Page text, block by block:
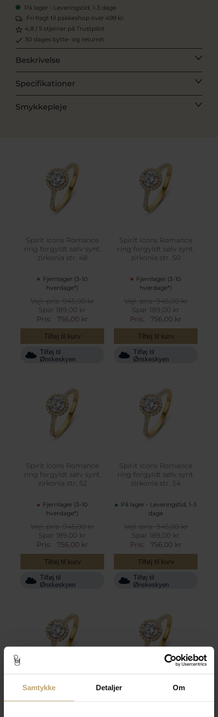
Samtykke Detaljer Om
På lager - Leveringstid, 1-3 dage
Fri fragt til pakkeshop over 499 kr.
4,8 / 5 stjerner på Trustpilot
30 dages bytte- og returret
Beskrivelse
Specifikationer
Smykkepleje
Spirit Icons Romance
ring forgyldt sølv synt.
zirkonia str. 48
Fjernlager (3-10
hverdage*)
Vejl. pris945,00 kr
Spar 189,00 kr
Pris:
756,00 kr
Tilføj til kurv
Tilføj til
Ønskeskyen
Spirit Icons Romance
ring forgyldt sølv synt.
zirkonia str. 50
Fjernlager (3-10
hverdage*)
Vejl. pris945,00 kr
Spar 189,00 kr
Pris:
756,00 kr
Tilføj til kurv
Tilføj til
Ønskeskyen
Spirit Icons Romance
ring forgyldt sølv synt.
zirkonia str. 52
Fjernlager (3-10
hverdage*)
Vejl. pris945,00 kr
Spar 189,00 kr
Pris:
756,00 kr
Tilføj til kurv
Tilføj til
Ønskeskyen
Spirit Icons Romance
ring forgyldt sølv synt.
zirkonia str. 54
På lager - Leveringstid, 1-3
dage
Vejl. pris945,00 kr
Spar 189,00 kr
Pris:
756,00 kr
Tilføj til kurv
Tilføj til
Ønskeskyen
Spirit Icons Romance
ring forgyldt sølv synt.
Spirit Icons Romance